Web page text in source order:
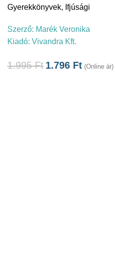
Gyerekkönyvek, Ifjúsági
Szerző: Marék Veronika
Kiadó: Vivandra Kft.
1.995Ft 1.796 Ft (Online ár)